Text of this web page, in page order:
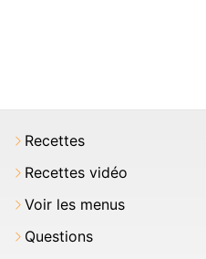
Recettes
Recettes vidéo
Voir les menus
Questions